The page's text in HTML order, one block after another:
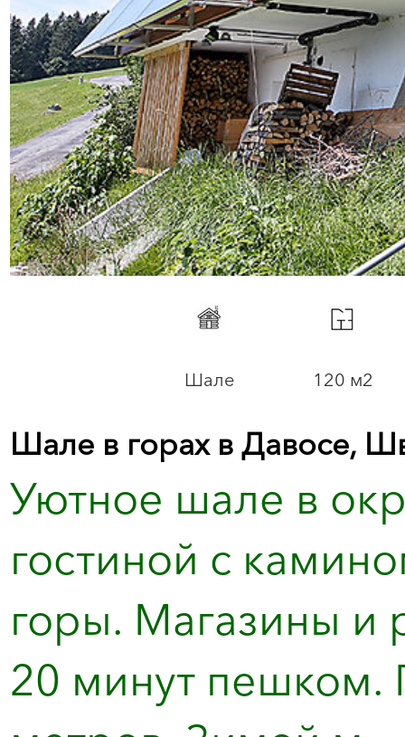
Шале 120 м2
Шале в горах в Давосе,
Уютное шале в
гостиной с
горы. Магазины и
20 минут пешком.